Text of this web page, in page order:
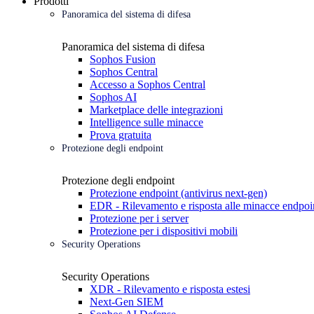
Panoramica del sistema di difesa
Panoramica del sistema di difesa
Sophos Fusion
Sophos Central
Accesso a Sophos Central
Sophos AI
Marketplace delle integrazioni
Intelligence sulle minacce
Prova gratuita
Protezione degli endpoint
Protezione degli endpoint
Protezione endpoint (antivirus next-gen)
EDR - Rilevamento e risposta alle minacce
Protezione per i server
Protezione per i dispositivi mobili
Security Operations
Security Operations
XDR - Rilevamento e risposta estesi
Next-Gen SIEM